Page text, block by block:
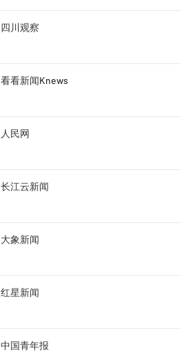
四川观察
看看新闻Knews
人民网
长江云新闻
大象新闻
红星新闻
中国青年报